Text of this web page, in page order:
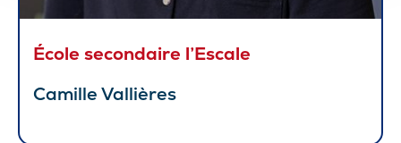
École secondaire l’Escale
Camille Vallières